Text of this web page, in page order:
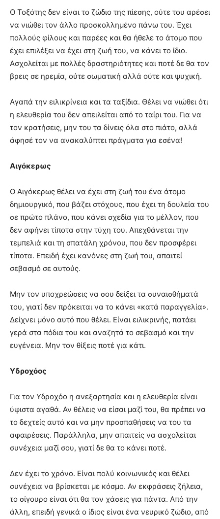
Ο Τοξότης δεν είναι το ζώδιο της πίεσης, ούτε του αρέσει
να νιώθει τον άλλο προσκολλημένο πάνω του. Έχει
πολλούς φίλους και παρέες και θα ήθελε το άτομο που
έχει επιλέξει να έχει στη ζωή του, να κάνει το ίδιο.
Ασχολείται με πολλές δραστηριότητες και ποτέ δε θα τον
βρεις σε ηρεμία, ούτε σωματική αλλά ούτε και ψυχική.
Αγαπά την ειλικρίνεια και τα ταξίδια. Θέλει να νιώθει ότι
η ελευθερία του δεν απειλείται από το ταίρι του. Για να
τον κρατήσεις, μην του τα δίνεις όλα στο πιάτο, αλλά
άφησέ τον να ανακαλύπτει πράγματα για εσένα!
Αιγόκερως
Ο Αιγόκερως θέλει να έχει στη ζωή του ένα άτομο
δημιουργικό, που βάζει στόχους, που έχει τη δουλεία του
σε πρώτο πλάνο, που κάνει σχεδία για το μέλλον, που
δεν αφήνει τίποτα στην τύχη του. Απεχθάνεται την
τεμπελιά και τη σπατάλη χρόνου, που δεν προσφέρει
τίποτα. Επειδή έχει κανόνες στη ζωή του, απαιτεί
σεβασμό σε αυτούς.
Μην τον υποχρεώσεις να σου δείξει τα συναισθήματά
του, γιατί δεν πρόκειται να το κάνει «κατά παραγγελία».
Δείχνει μόνο αυτό που θέλει. Είναι ειλικρινής, πατάει
γερά στα πόδια του και αναζητά το σεβασμό και την
ευγένεια. Μην τον θίξεις ποτέ για κάτι.
Υδροχόος
Για τον Υδροχόο η ανεξαρτησία και η ελευθερία είναι
ύψιστα αγαθά. Αν θέλεις να είσαι μαζί του, θα πρέπει να
το δεχτείς αυτό και να μην προσπαθήσεις να του τα
αφαιρέσεις. Παράλληλα, μην απαιτείς να ασχολείται
συνέχεια μαζί σου, γιατί δε θα το κάνει ποτέ.
Δεν έχει το χρόνο. Είναι πολύ κοινωνικός και θέλει
συνέχεια να βρίσκεται με κόσμο. Αν εκφράσεις ζήλεια,
το σίγουρο είναι ότι θα τον χάσεις για πάντα. Από την
άλλη, επειδή γενικά ο ίδιος είναι ένα νευρικό ζώδιο, από